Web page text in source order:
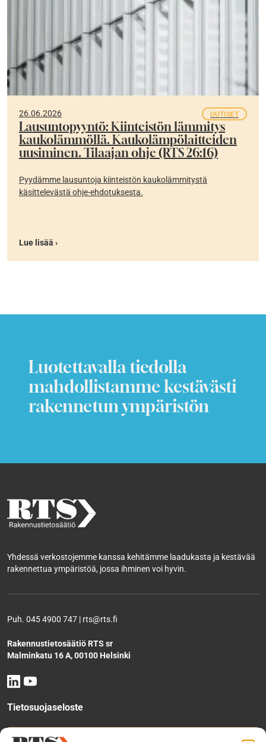
26.06.2026 UUTISET
Lausuntopyyntö: Kiinteistön lämmitys
kaukolämmöllä. Kaukolämpölaitteiden
uusiminen. Tilaajan ohje (RTS 26:16)
Pyydämme lausuntoja kiinteistön kaukolämmitystä
käsittelevästä ohje-ehdotuksesta.
Lue lisää ›
Luotettavalla tiedolla
mahdollistamme kestävästi
rakennetun ympäristön
Yhdessä verkostojemme kanssa kehitämme laadukasta ja kestävää
rakennettua ympäristöä, jossa ihminen voi hyvin.
Puh. 045 4900 747 | rts@rts.fi
Rakennustietosäätiö RTS sr
Malminkatu 16 A, 00100 Helsinki
Tietosuojaseloste